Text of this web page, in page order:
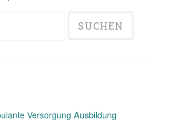
Versorgung Ausbildung